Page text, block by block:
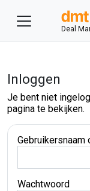
Deal
Inloggen
Je bent niet
pagina te bekijken.
Gebruikersnaam
Wachtwoord